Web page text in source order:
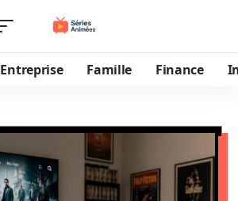
Entreprise Famille Finance